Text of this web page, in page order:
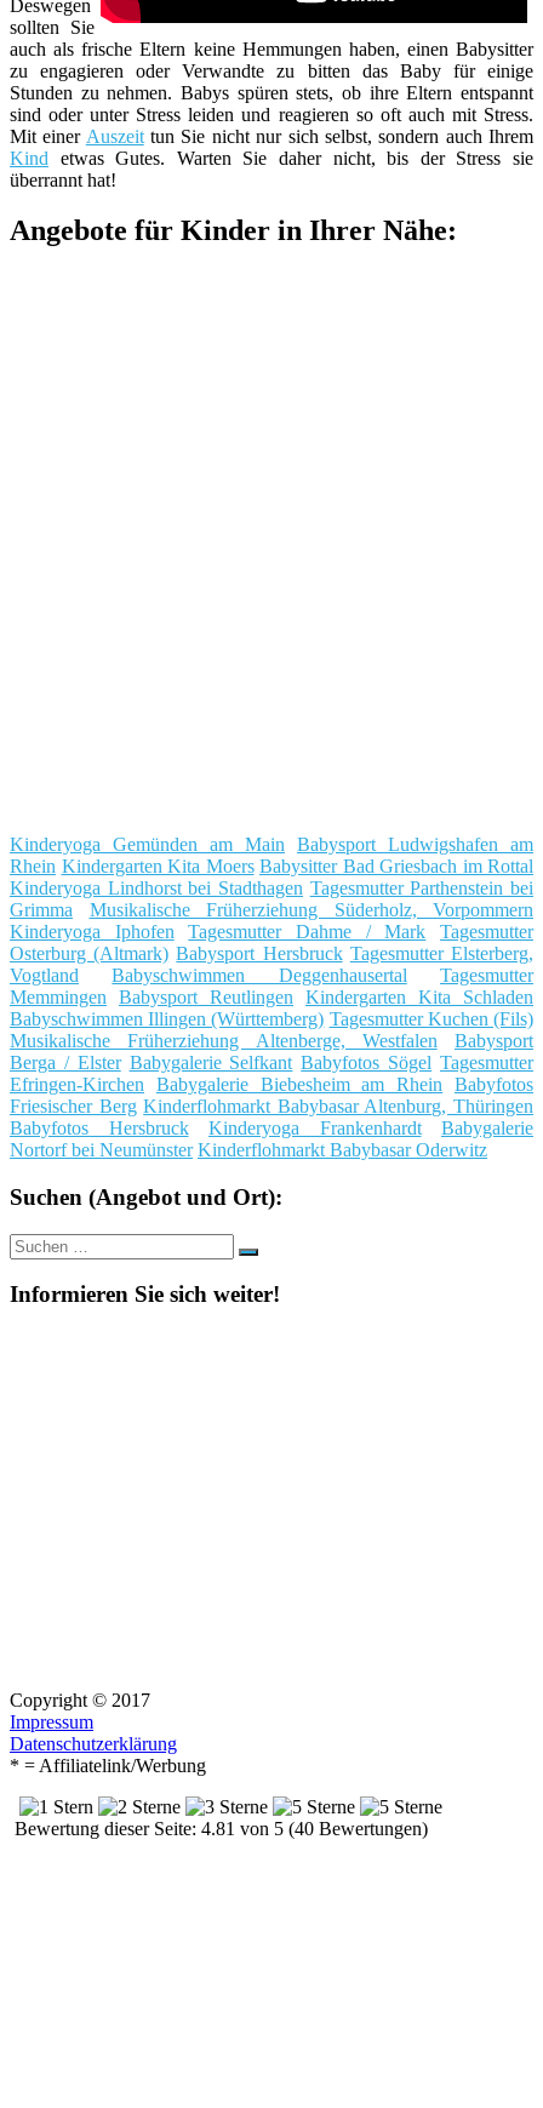
Deswegen
sollten Sie
auch als frische Eltern keine Hemmungen haben, einen Babysitter
zu engagieren oder Verwandte zu bitten das Baby für einige
Stunden zu nehmen. Babys spüren stets, ob ihre Eltern entspannt
sind oder unter Stress leiden und reagieren so oft auch mit Stress.
Mit einer Auszeittun Sie nicht nur sich selbst, sondern auch Ihrem
Kind etwas Gutes. Warten Sie daher nicht, bis der Stress sie
überrannt hat!
Angebote für Kinder in Ihrer Nähe:
Kinderyoga Gemünden am Main
Babysport Ludwigshafen am
Rhein Kindergarten Kita Moers Babysitter Bad Griesbach im Rottal
Kinderyoga Lindhorst bei Stadthagen Tagesmutter Parthenstein bei
Grimma
Musikalische Früherziehung Süderholz, Vorpommern
Kinderyoga Iphofen
Tagesmutter Dahme / Mark
Tagesmutter
Osterburg (Altmark) Babysport Hersbruck Tagesmutter Elsterberg,
Vogtland
Babyschwimmen Deggenhausertal
Tagesmutter
Memmingen
Babysport Reutlingen
Kindergarten Kita Schladen
Babyschwimmen Illingen (Württemberg) Tagesmutter Kuchen (Fils)
Musikalische Früherziehung Altenberge, Westfalen
Babysport
Berga / Elster Babygalerie Selfkant Babyfotos Sögel Tagesmutter
Efringen-Kirchen
Babygalerie Biebesheim am Rhein
Babyfotos
Friesischer Berg Kinderflohmarkt Babybasar Altenburg, Thüringen
Babyfotos Hersbruck
Kinderyoga Frankenhardt
Babygalerie
Nortorf bei Neumünster Kinderflohmarkt Babybasar Oderwitz
Suchen (Angebot und Ort):
Suche
nach:
Suchen
Informieren Sie sich weiter!
Copyright © 2017
Impressum
Datenschutzerklärung
* = Affiliatelink/Werbung
Bewertung dieser Seite: 4.81 von 5 (40 Bewertungen)